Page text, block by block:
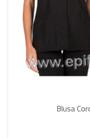
Blusa